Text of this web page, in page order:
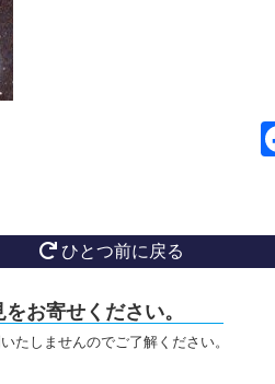
ひとつ前に戻る
お寄せください。
たしませんのでご了解ください。